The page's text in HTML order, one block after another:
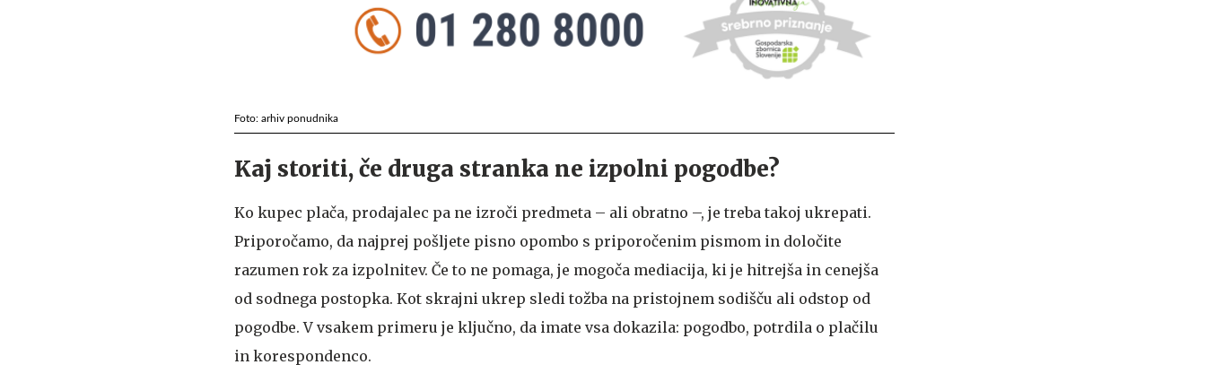
Foto: arhiv ponudnika
Kaj storiti, če druga stranka ne izpolni pogodbe?
Ko kupec plača, prodajalec pa ne izroči predmeta – ali obratno –, je treba takoj ukrepati.
Priporočamo, da najprej pošljete pisno opombo s priporočenim pismom in določite
razumen rok za izpolnitev. Če to ne pomaga, je mogoča mediacija, ki je hitrejša in cenejša
od sodnega postopka. Kot skrajni ukrep sledi tožba na pristojnem sodišču ali odstop od
pogodbe. V vsakem primeru je ključno, da imate vsa dokazila: pogodbo, potrdila o plačilu
in korespondenco.